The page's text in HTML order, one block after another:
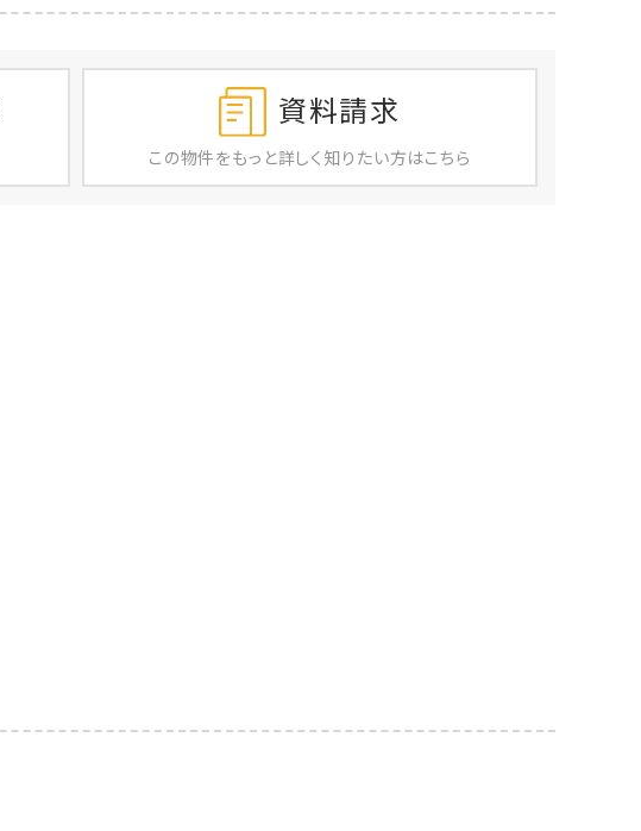
資料請求
この物件をもっと詳しく 知りたい方はこちら